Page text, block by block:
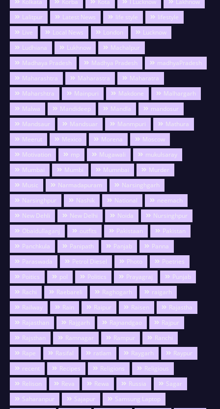
Lalitpur
Latest News life style
lifestyle
Live
Local News London
Lucknow
Ludhiana
Lukhnow
Machalpur
Madhaya Pradesh
Madhya Pradesh
madhyaPradesh
Maharashtra
Maharastra
Maharatra
Maharshtra
Mainpuri Makdone
Malhargarh
Malwa
Mandideep Mandla
mandosur
Mandsaur
Mandsuar Manmpuri
Mathura
Meerut
Mexico Morena
Moscow
Motivation
mp Mugawali
mukulsaray
Mumbai
Mumbi Mumnbai
Murder
Music
Narmadapuram
Narsinghgarh
Narsinghpur
Nashik National
neemach
New Dehli
New Delhi Noida
Nursinghpur
Obaidullaganj
outfits Pakistaan
Pakistan
Panchkula
Panipath Panjab
Panna
Paraswada
Petrol Diesel Photo
Poetries
Poitics
pol Politics Prayagraj
Punjab
Rachi
Raebareli Raghogarh
raigarh
Railway
Rain Raipur Raisen
Rajastha
Rajasthan
Rajgarh Rajnandgao
Rajpur
Rajsthan
Ramnagar Rampur
Ranchi
Rape
Rasifal ratlam Raygarh
Raypur
recent
Recipes Religions
Religious
Relison
Reva Rewa Russia
Sagar
Saharanpur
Sajapur
Samsung Laptop